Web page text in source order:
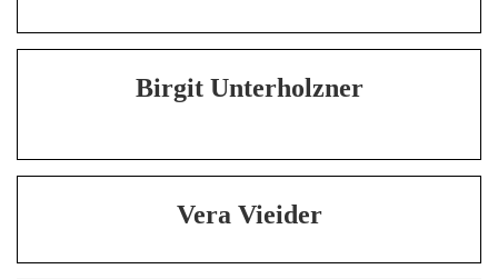
Birgit Unterholzner
Vera Vieider